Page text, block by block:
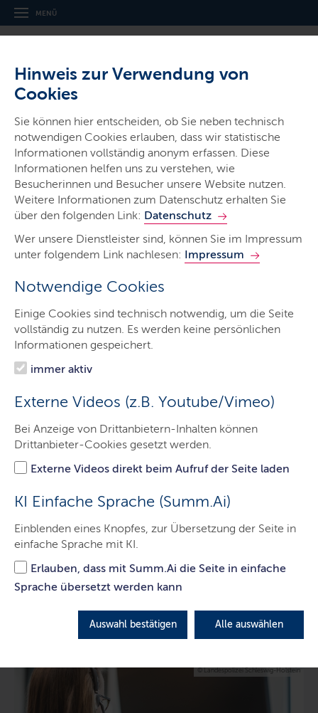
Hinweis zur Verwendung von
Cookies
Sie können hier entscheiden, ob Sie neben technisch
notwendigen Cookies erlauben, dass wir statistische
Informationen vollständig anonym erfassen. Diese
Informationen helfen uns zu verstehen, wie
Besucherinnen und Besucher unsere Website nutzen.
Weitere Informationen zum Datenschutz erhalten Sie
über den folgenden Link: Datenschutz
Wer unsere Dienstleister sind, können Sie im Impressum
unter folgendem Link nachlesen: Impressum
Notwendige Cookies
Einige Cookies sind technisch notwendig, um die Seite
vollständig zu nutzen. Es werden keine persönlichen
Informationen gespeichert.
immer aktiv
Externe Videos (z.B. Youtube/Vimeo)
Bei Anzeige von Drittanbietern-Inhalten können
Drittanbieter-Cookies gesetzt werden.
Externe Videos direkt beim Aufruf der Seite laden
KI Einfache Sprache (Summ.Ai)
Einblenden eines Knopfes, zur Übersetzung der Seite in
einfache Sprache mit KI.
Erlauben, dass mit Summ.Ai die Seite in einfache
Sprache übersetzt werden kann
Auswahl bestätigen Alle auswählen
MENÜ
Landespolizei
Schleswig-Holstein
Ministerien & Behörden
Start
Das sind wir
Onlinewache
Prävention
Verkehrssicherheit
Fahndungen
Onlinewache
Über die Onlinewache haben Sie die Möglichkeit, eine
Strafanzeige zu erstatten, der Polizei einen Hinweis zu
geben, Lob oder Beschwerde zu äußern.
+++ Im Notfall 110 wählen! +++
© Landespolizei Schleswig-Holstein